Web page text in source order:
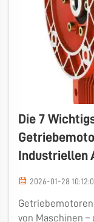
Die 7
Industriellen
2026-01-28
von Maschinen